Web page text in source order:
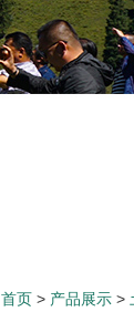
首页 > 产品展示 >